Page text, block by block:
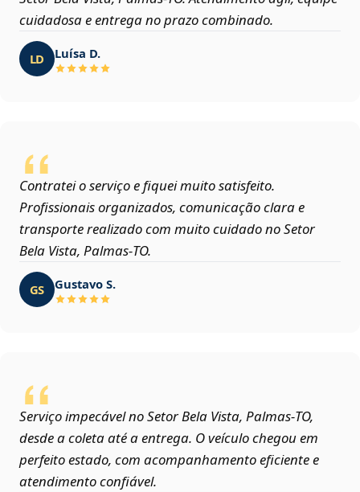
cuidadosa e entrega no prazo combinado.
LD Luísa D.
Contratei o serviço e fiquei muito satisfeito.
Profissionais organizados, comunicação clara e
transporte realizado com muito cuidado no Setor
Bela Vista, Palmas‑TO.
GS Gustavo S.
Serviço impecável no Setor Bela Vista, Palmas‑TO,
desde a coleta até a entrega. O veículo chegou em
perfeito estado, com acompanhamento eficiente e
atendimento confiável.